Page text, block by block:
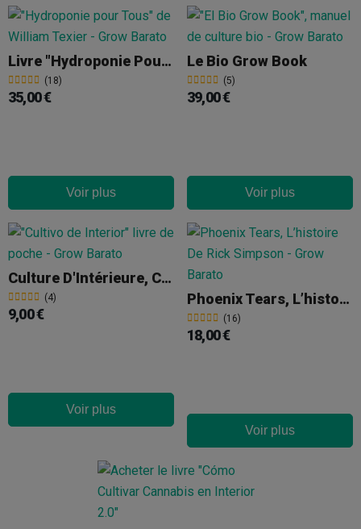
Livre "Hydroponie Pour Tous"
(18)
35,00 €
Voir plus
Le Bio Grow Book
(5)
39,00 €
Voir plus
Culture D'Intérieure, Collection Mini - Jorge Cervantes
(4)
9,00 €
Voir plus
Phoenix Tears, L’histoire De Rick Simpson
(16)
18,00 €
Voir plus